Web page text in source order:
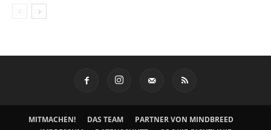
MITMACHEN! DAS TEAM
PARTNER VON MINDBREED